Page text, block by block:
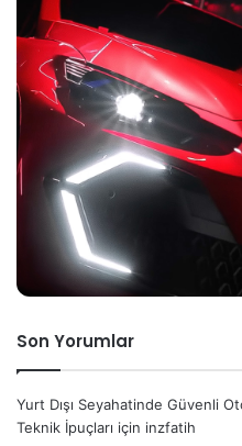
Son Yorumlar
Yurt Dışı Seyahatinde Güvenli
Teknik İpuçları için inzfatih